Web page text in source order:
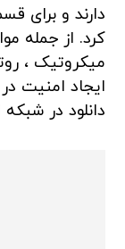
دارند و
کرد. از جمله
میکروتیک ،
ایجاد امنیت
دانلود در شبکه